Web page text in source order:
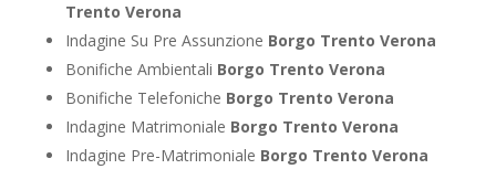
Trento Verona
Indagine Su Pre Assunzione Borgo Trento Verona
Bonifiche Ambientali Borgo Trento Verona
Bonifiche Telefoniche Borgo Trento Verona
Indagine Matrimoniale Borgo Trento Verona
Indagine Pre-Matrimoniale Borgo Trento Verona